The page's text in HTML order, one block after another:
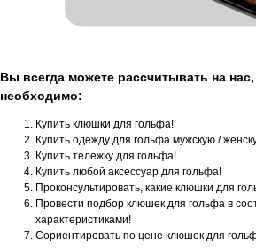
Вы всегда можете рассчитывать на
необходимо:
Купить клюшки для гольфа!
Купить одежду для гольфа мужскую /
Купить тележку для гольфа!
Купить любой аксессуар для гольфа!
Проконсультировать, какие клюшки для
Провести подбор клюшек для гольфа в
характеристиками!
Сориентировать по цене клюшек для